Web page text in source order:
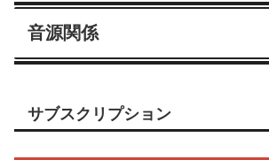
音源関係
サブスクリプション